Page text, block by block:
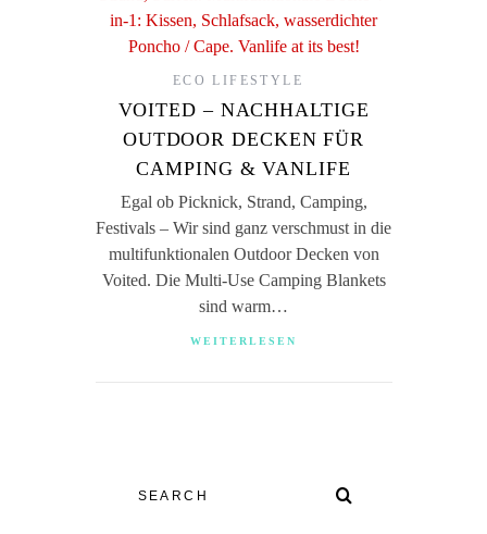
ECO LIFESTYLE
VOITED – NACHHALTIGE
OUTDOOR DECKEN FÜR
CAMPING & VANLIFE
Egal ob Picknick, Strand, Camping,
Festivals – Wir sind ganz verschmust in die
multifunktionalen Outdoor Decken von
Voited. Die Multi-Use Camping Blankets
sind warm…
WEITERLESEN